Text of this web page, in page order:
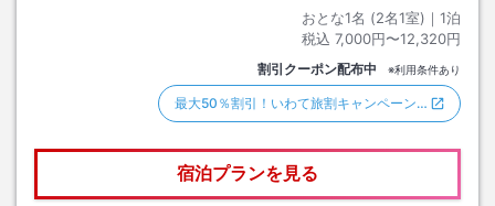
おとな1名 (2名1室)｜ 1泊
税込 7,000円〜12,320円
割引クーポン配布中 ※利用条件あり
最大50％割引！いわて旅割キャンペーン…
宿泊プランを見る